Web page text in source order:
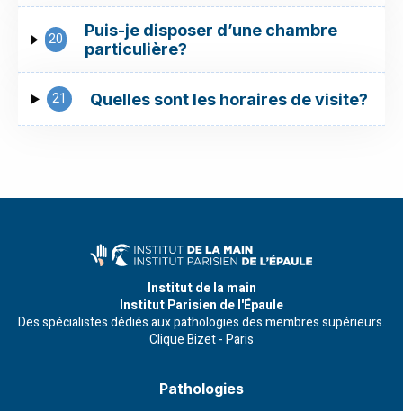
20
Puis-je disposer d’une chambre
particulière?
21 Quelles sont les horaires de visite?
Institut de la main
Institut Parisien de l'Épaule
Des spécialistes dédiés aux pathologies des membres supérieurs.
Clique Bizet - Paris
Pathologies